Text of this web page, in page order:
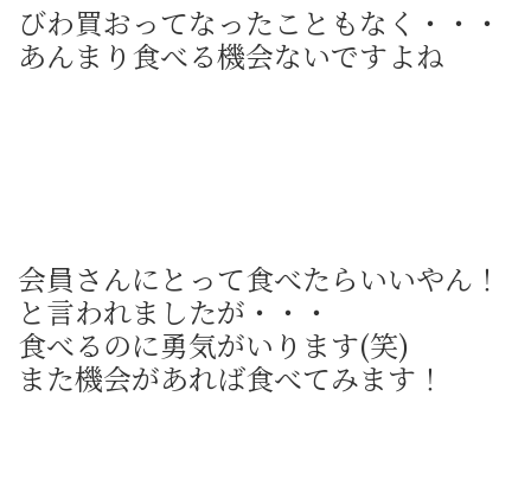
びわ買おってなったこともなく・・・
あんまり食べる機会ないですよね
会員さんにとって食べたらいいやん！
と言われましたが・・・
食べるのに勇気がいります(笑)
また機会があれば食べてみます！